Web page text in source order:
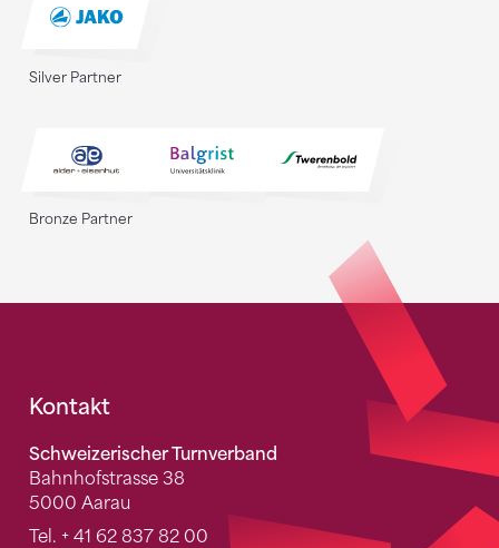
Silver Partner
Bronze Partner
Fusszeile
Kontakt
Schweizerischer Turnverband
Bahnhofstrasse 38
5000 Aarau
Tel. + 41 62 837 82 00